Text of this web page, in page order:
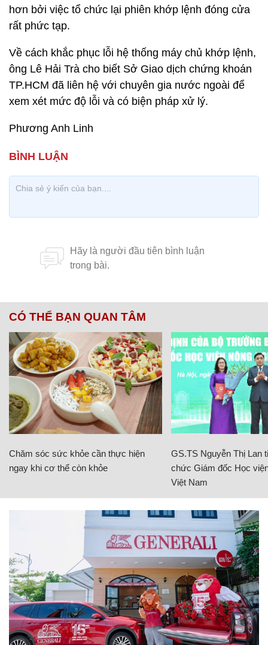
hơn bởi việc tổ chức lại phiên khớp lệnh đóng cửa
rất phức tạp.
Về cách khắc phục lỗi hệ thống máy chủ khớp lệnh,
ông Lê Hải Trà cho biết Sở Giao dịch chứng khoán
TP.HCM đã liên hệ với chuyên gia nước ngoài để
xem xét mức độ lỗi và có biện pháp xử lý.
Phương Anh Linh
CÓ THỂ BẠN QUAN TÂM
Chăm sóc sức khỏe cần thực hiện
ngay khi cơ thể còn khỏe
GS.TS Nguyễn Thị Lan
chức Giám đốc Học
Việt Nam